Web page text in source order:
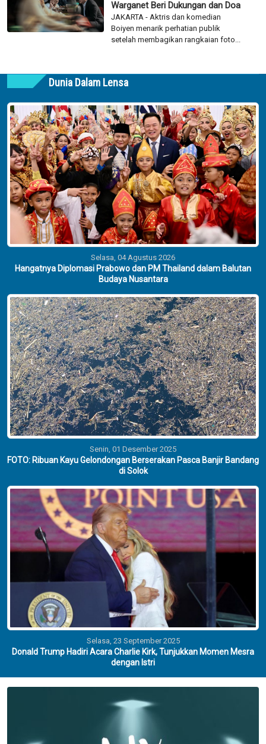
Warganet Beri Dukungan dan Doa
JAKARTA - Aktris dan komedian
Boiyen menarik perhatian publik
setelah membagikan rangkaian foto...
Dunia Dalam Lensa
Selasa, 04 Agustus 2026
Hangatnya Diplomasi Prabowo dan PM Thailand dalam Balutan
Budaya Nusantara
Senin, 01 Desember 2025
FOTO: Ribuan Kayu Gelondongan Berserakan Pasca Banjir Bandang
di Solok
Selasa, 23 September 2025
Donald Trump Hadiri Acara Charlie Kirk, Tunjukkan Momen Mesra
dengan Istri